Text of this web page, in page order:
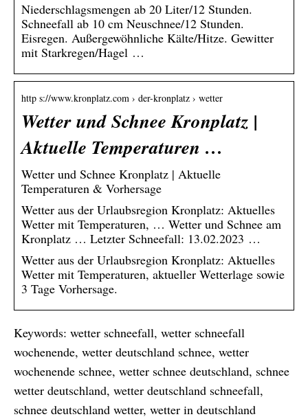
Niederschlagsmengen ab 20 Liter/12 Stunden.
Schneefall ab 10 cm Neuschnee/12 Stunden.
Eisregen. Außergewöhnliche Kälte/Hitze. Gewitter
mit Starkregen/Hagel …
http s://www.kronplatz.com › der-kronplatz › wetter
Wetter und Schnee Kronplatz |
Aktuelle Temperaturen …
Wetter und Schnee Kronplatz | Aktuelle
Temperaturen & Vorhersage
Wetter aus der Urlaubsregion Kronplatz: Aktuelles
Wetter mit Temperaturen, … Wetter und Schnee am
Kronplatz … Letzter Schneefall: 13.02.2023 …
Wetter aus der Urlaubsregion Kronplatz: Aktuelles
Wetter mit Temperaturen, aktueller Wetterlage sowie
3 Tage Vorhersage.
Keywords: wetter schneefall, wetter schneefall
wochenende, wetter deutschland schnee, wetter
wochenende schnee, wetter schnee deutschland, schnee
wetter deutschland, wetter deutschland schneefall,
schnee deutschland wetter, wetter in deutschland